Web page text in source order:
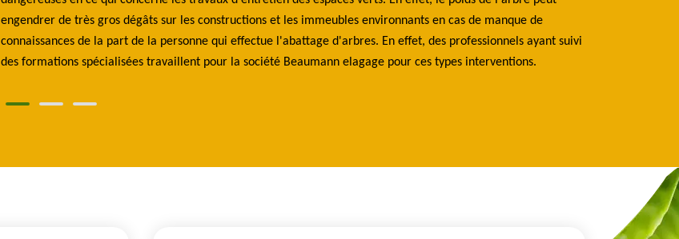
engendrer de très gros dégâts sur les constructions et les immeubles environnants en cas de manque de
connaissances de la part de la personne qui effectue l'abattage d'arbres. En effet, des professionnels ayant suivi
des formations spécialisées travaillent pour la société Beaumann elagage pour ces types interventions.